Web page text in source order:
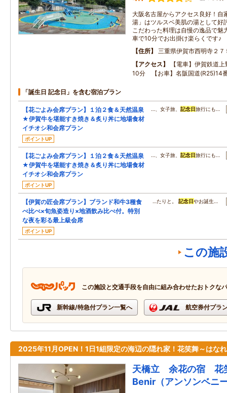
大阪名古屋からアクセス良好！自
湯」はツルスベ美肌の湯として好
こだわった料理は自慢の逸品で魅
車で10分でお出掛け楽らくです♪
住所
三重県伊賀市西明寺２７
アクセス
【電車】伊賀鉄道
10分 【お車】名阪国道(R25)14
「誕生日 記念日」を含む宿泊プラン
【花ごよみ会席プラン】１泊２食＆天然温泉
★伊賀牛を堪能すき焼き＆炙り丼に地場食材
イチオシ和会席プラン
ポイントUP
…、女子旅、 記念日旅行にも…
【花ごよみ会席プラン】１泊２食＆天然温泉
★伊賀牛を堪能すき焼き＆炙り丼に地場食材
イチオシ和会席プラン
ポイントUP
…、女子旅、 記念日旅行にも…
【伊賀の匠会席プラン】ブランド和牛3種食
べ比べ×旬魚姿造り×地酒飲み比べ付。特別
な夜を彩る最上級会席
ポイントUP
…たりと。記念日やお誕生…
この施
この施設と交通手段を自由に組み合わせたおトクな
新幹線/特急付プラン一覧へ 航空券付プラ
2025年11月OPEN！1日1組限定の海辺の隠れ家！花笑舞～はな
天橋立 余花の宿 花
Benir（アンソンベニ